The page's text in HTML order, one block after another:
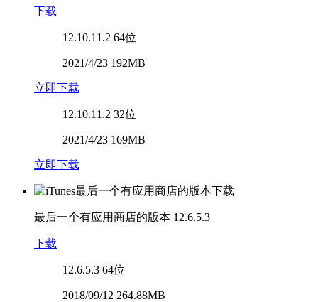
下载
12.10.11.2 64位
2021/4/23 192MB
立即下载
12.10.11.2 32位
2021/4/23 169MB
立即下载
最后一个有应用商店的版本 12.6.5.3
下载
12.6.5.3 64位
2018/09/12 264.88MB